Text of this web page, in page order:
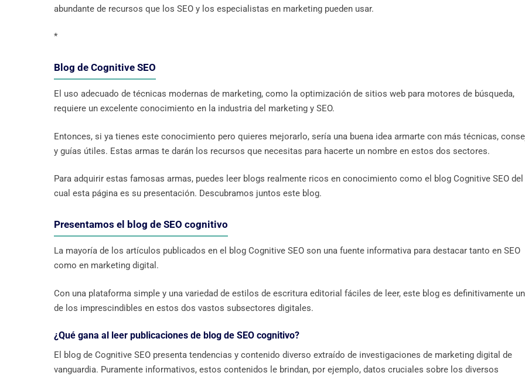
abundante de recursos que los SEO y los especialistas en marketing pueden usar.
*
Blog de Cognitive SEO
El uso adecuado de técnicas modernas de marketing, como la optimización de sitios web para motores de búsqueda,
requiere un excelente conocimiento en la industria del marketing y SEO.
Entonces, si ya tienes este conocimiento pero quieres mejorarlo, sería una buena idea armarte con más técnicas,
y guías útiles. Estas armas te darán los recursos que necesitas para hacerte un nombre en estos dos sectores.
Para adquirir estas famosas armas, puedes leer blogs realmente ricos en conocimiento como el blog Cognitive SEO del
cual esta página es su presentación. Descubramos juntos este blog.
Presentamos el blog de SEO cognitivo
La mayoría de los artículos publicados en el blog Cognitive SEO son una fuente informativa para destacar tanto en SEO
como en marketing digital.
Con una plataforma simple y una variedad de estilos de escritura editorial fáciles de leer, este blog es definitivamente
de los imprescindibles en estos dos vastos subsectores digitales.
¿Qué gana al leer publicaciones de blog de SEO cognitivo?
El blog de Cognitive SEO presenta tendencias y contenido diverso extraído de investigaciones de marketing digital de
vanguardia. Puramente informativos, estos contenidos le brindan, por ejemplo, datos cruciales sobre los diversos